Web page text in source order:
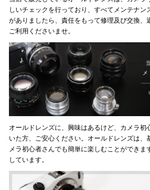
しいチェックを行っており、すべてメンテナン
がありましたら、責任をもって修理及び交換、
ご利用くださいませ。
オールドレンズに、興味はあるけど、カメラ初
いた方、ご安心ください。オールドレンズは、
メラ初心者さんでも簡単に楽しむことができ
しています。